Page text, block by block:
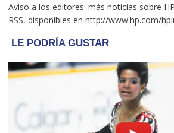
Aviso a los editores: más noticias sobre
RSS, disponibles en http://www.hp.com/